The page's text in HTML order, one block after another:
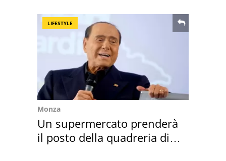
LIFESTYLE
Monza
Un supermercato prenderà
il posto della quadreria di